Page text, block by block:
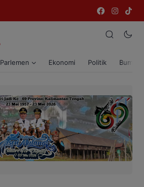
Parlemen Ekonomi Politik Bumi